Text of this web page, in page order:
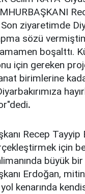
ziyaretimde
sözü
boşalttı.
için gereken
birimlerine
.
Recep
için
büyük
Erdoğan,
kenarında